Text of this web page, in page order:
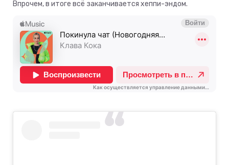
Впрочем, в итоге всё заканчивается хеппи-эндом.